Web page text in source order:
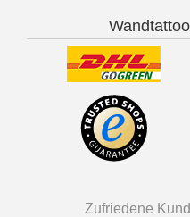
Zufriedene